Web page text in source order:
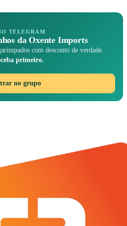
TELEGRAM
da Oxente Imports
com desconto de verdade.
primeiro.
no grupo